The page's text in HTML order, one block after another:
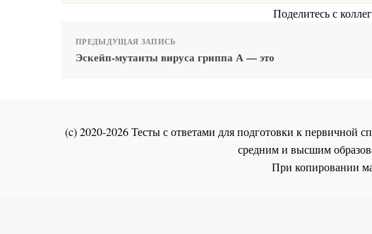
Поделитесь с
ПРЕДЫДУЩАЯ ЗАПИСЬ
Эскейп-мутанты вируса гриппа А — это
(c) 2020-2026 Тесты с ответами для подготовки к первичной
средним и высшим
При копировании